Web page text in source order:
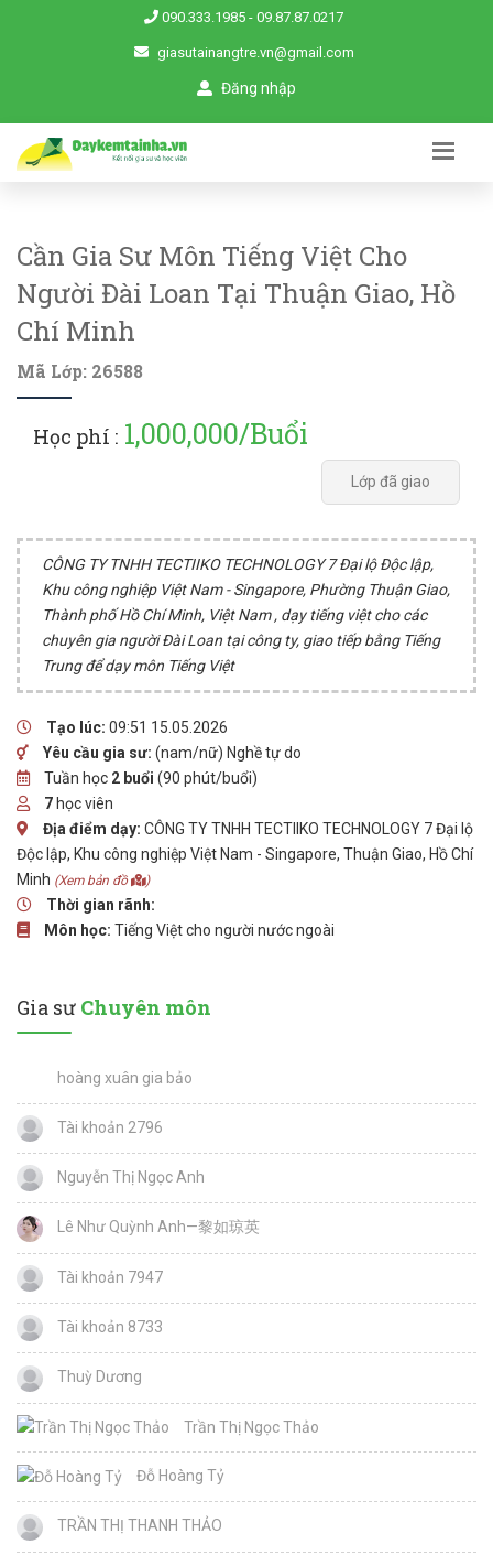
090.333.1985 - 09.87.87.0217
giasutainangtre.vn@gmail.com
Đăng nhập
Cần Gia Sư Môn Tiếng Việt Cho
Người Đài Loan Tại Thuận Giao, Hồ
Chí Minh
Mã Lớp: 26588
Học phí : 1,000,000/Buổi
Lớp đã giao
CÔNG TY TNHH TECTIIKO TECHNOLOGY 7 Đại lộ Độc lập,
Khu công nghiệp Việt Nam - Singapore, Phường Thuận Giao,
Thành phố Hồ Chí Minh, Việt Nam , dạy tiếng việt cho các
chuyên gia người Đài Loan tại công ty, giao tiếp bằng Tiếng
Trung để dạy môn Tiếng Việt
Tạo lúc: 09:51 15.05.2026
Yêu cầu gia sư: (nam/nữ) Nghề tự do
Tuần học 2 buổi (90 phút/buổi)
7học viên
Địa điểm dạy: CÔNG TY TNHH TECTIIKO TECHNOLOGY 7 Đại lộ
Độc lập, Khu công nghiệp Việt Nam - Singapore, Thuận Giao, Hồ Chí
Minh (Xem bản đồ )
Thời gian rãnh:
Môn học: Tiếng Việt cho người nước ngoài
Gia sư Chuyên môn
hoàng xuân gia bảo
Tài khoản 2796
Nguyễn Thị Ngọc Anh
Lê Như Quỳnh Anh—黎如琼英
Tài khoản 7947
Tài khoản 8733
Thuỳ Dương
Trần Thị Ngọc Thảo
Đỗ Hoàng Tỷ
TRẦN THỊ THANH THẢO